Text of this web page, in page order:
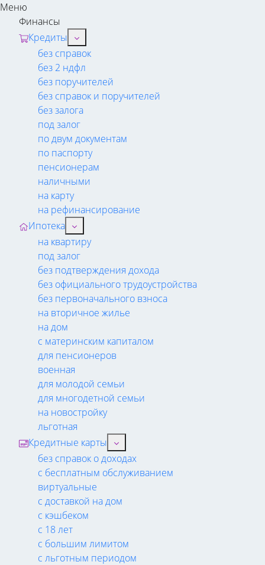
Меню
Финансы
Кредиты
без справок
без 2 ндфл
без поручителей
без справок и поручителей
без залога
под залог
по двум документам
по паспорту
пенсионерам
наличными
на карту
на рефинансирование
Ипотека
на квартиру
под залог
без подтверждения дохода
без официального трудоустройства
без первоначального взноса
на вторичное жилье
на дом
с материнским капиталом
для пенсионеров
военная
для молодой семьи
для многодетной семьи
на новостройку
льготная
Кредитные карты
без справок о доходах
с бесплатным обслуживанием
виртуальные
с доставкой на дом
с кэшбеком
с 18 лет
с большим лимитом
с льготным периодом